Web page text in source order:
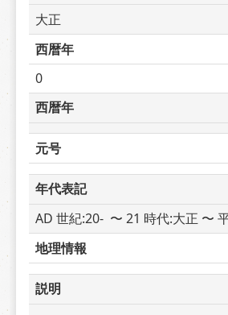
大正
西暦年
0
西暦年
元号
年代表記
AD 世紀:20-  〜 21 時代:大正 〜
地理情報
説明